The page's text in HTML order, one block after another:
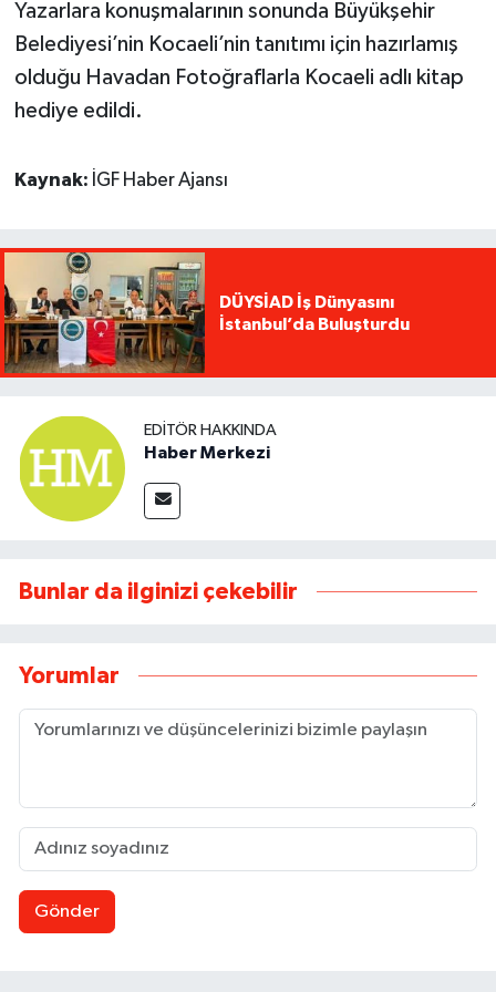
Yazarlara konuşmalarının sonunda Büyükşehir
Belediyesi’nin Kocaeli’nin tanıtımı için hazırlamış
olduğu Havadan Fotoğraflarla Kocaeli adlı kitap
hediye edildi.
Kaynak: İGF Haber Ajansı
DÜYSİAD İş Dünyasını
İstanbul’da Buluşturdu
EDITÖR HAKKINDA
Haber Merkezi
Bunlar da ilginizi çekebilir
Yorumlar
Gönder